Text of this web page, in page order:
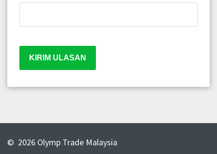
© 2026 Olymp Trade Malaysia